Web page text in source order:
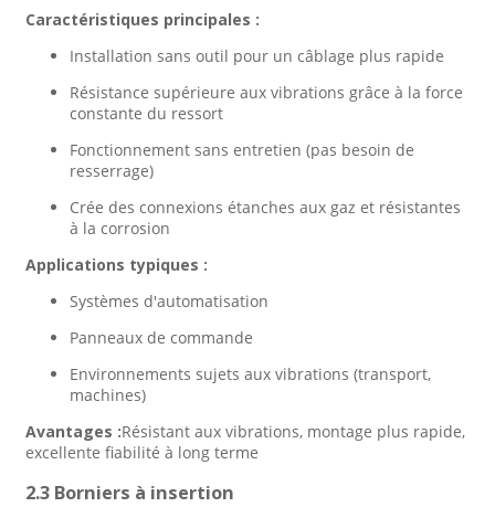
Caractéristiques principales :
Installation sans outil pour un câblage plus rapide
Résistance supérieure aux vibrations grâce à la force
constante du ressort
Fonctionnement sans entretien (pas besoin de
resserrage)
Crée des connexions étanches aux gaz et résistantes
à la corrosion
Applications typiques :
Systèmes d'automatisation
Panneaux de commande
Environnements sujets aux vibrations (transport,
machines)
Avantages :Résistant aux vibrations, montage plus rapide,
excellente fiabilité à long terme
2.3 Borniers à insertion